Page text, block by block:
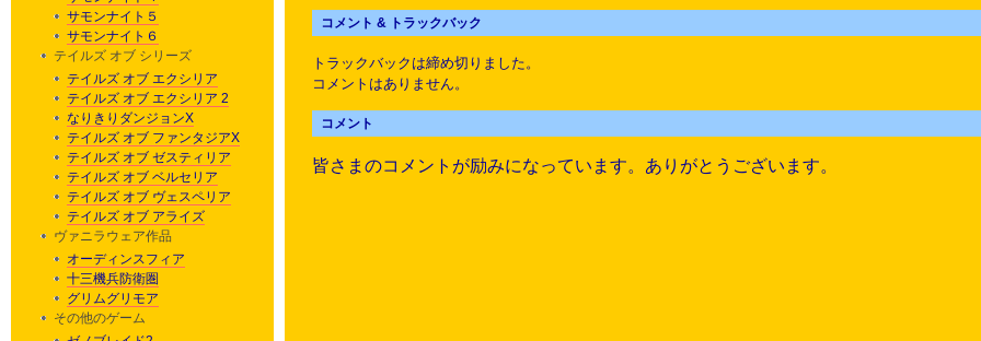
コメント & トラックバック
トラックバックは締め切りました。
コメントはありません。
コメント
皆さまのコメントが励みになっています。ありがとうございます。
サモンナイト５
サモンナイト６
テイルズ オブ シリーズ
テイルズ オブ エクシリア
テイルズ オブ エクシリア 2
なりきりダンジョンX
テイルズ オブ ファンタジアX
テイルズ オブ ゼスティリア
テイルズ オブ ベルセリア
テイルズ オブ ヴェスペリア
テイルズ オブ アライズ
ヴァニラウェア作品
オーディンスフィア
十三機兵防衛圏
グリムグリモア
その他のゲーム